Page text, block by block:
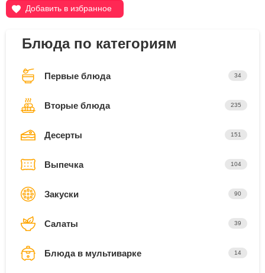
Добавить в избранное
Блюда по категориям
Первые блюда 34
Вторые блюда 235
Десерты 151
Выпечка 104
Закуски 90
Салаты 39
Блюда в мультиварке 14